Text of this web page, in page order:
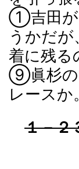
①吉田が
うかだ
着に残
⑨眞杉の
レースか。
１－